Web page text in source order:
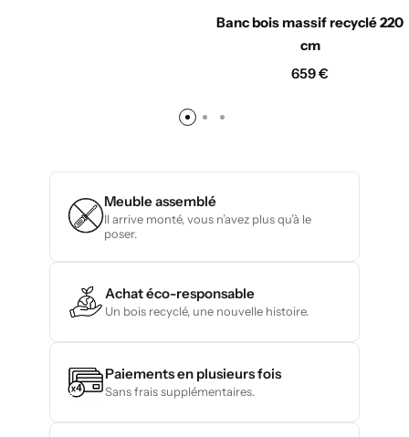
Banc bois massif recyclé 220
cm
659€
Meuble assemblé
Il arrive monté, vous n’avez plus qu’à le
poser.
Achat éco-responsable
Un bois recyclé, une nouvelle histoire.
Paiements en plusieurs fois
Sans frais supplémentaires.